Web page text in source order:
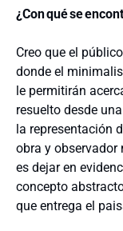
¿Conquése
Creo que el
donde el
le permitirán
resuelto desde
la representación
obra y
es dejar en
concepto
que entrega el